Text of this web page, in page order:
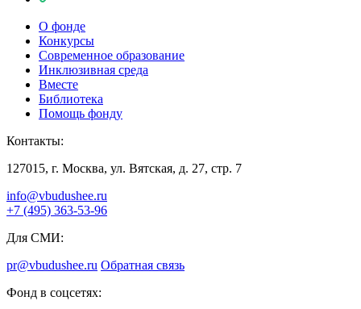
О фонде
Конкурсы
Современное образование
Инклюзивная среда
Вместе
Библиотека
Помощь фонду
Контакты:
127015, г. Москва, ул. Вятская, д. 27, стр. 7
info@vbudushee.ru
+7 (495) 363-53-96
Для СМИ:
pr@vbudushee.ru Обратная связь
Фонд в соцсетях: